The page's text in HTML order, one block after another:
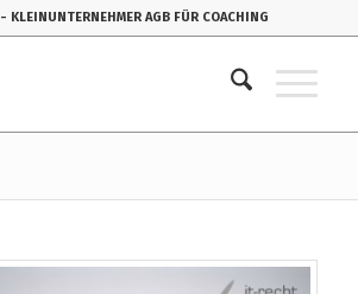
- KLEINUNTERNEHMER AGB FÜR COACHING